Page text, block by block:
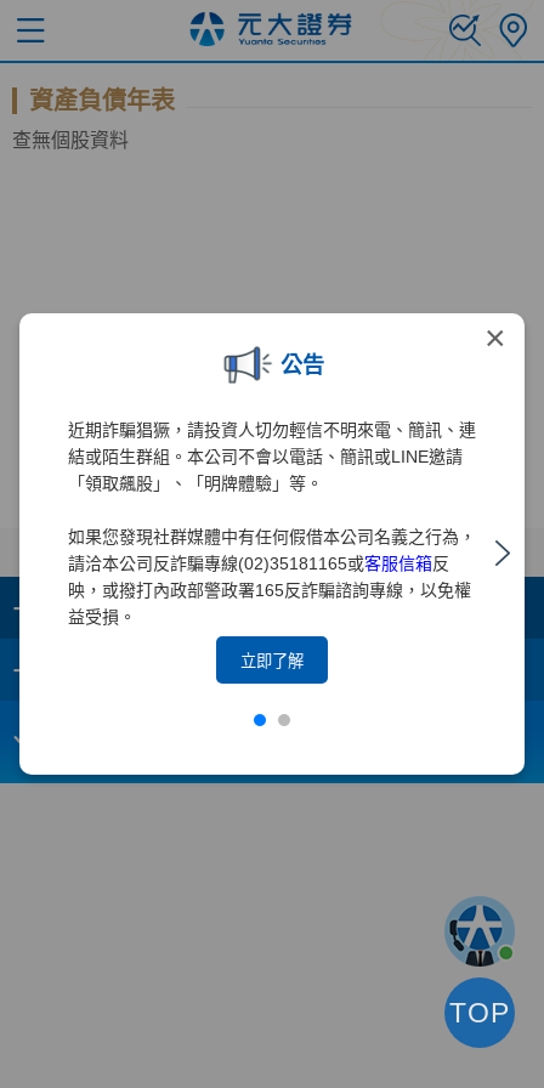
×
公告
近期詐騙猖獗，請投資人切勿輕信不明來電、簡訊、連
結或陌生群組。本公司不會以電話、簡訊或LINE邀請
「領取飆股」、「明牌體驗」等。
如果您發現社群媒體中有任何假借本公司名義之行為，
請洽本公司反詐騙專線(02)35181165或客服信箱反
映，或撥打內政部警政署165反詐騙諮詢專線，以免權
益受損。
立即了解
資產負債年表
查無個股資料
+ 集團成員
+
webmaster@yuanta.com
TOP